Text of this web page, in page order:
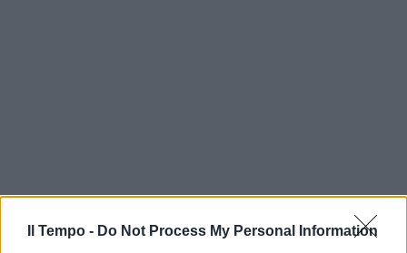
Il Tempo - Do Not Process My Personal Information